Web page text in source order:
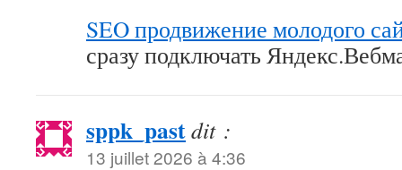
SEO продвижение молодого
сразу подключать
sppk_pastdit :
13 juillet 2026 à 4:36